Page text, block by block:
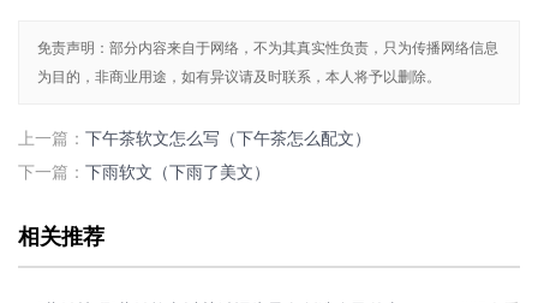
免责声明：部分内容来自于网络，不为其真实性负责，只为传播网络信息
为目的，非商业用途，如有异议请及时联系，本人将予以删除。
上一篇： 下午茶软文怎么写（下午茶怎么配文）
下一篇： 下雨软文（下雨了美文）
相关推荐